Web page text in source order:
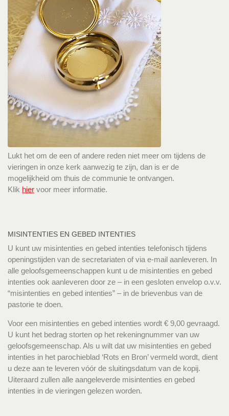
Lukt het om de een of andere reden niet meer om tijdens de
vieringen in onze kerk aanwezig te zijn, dan is er de
mogelijkheid om thuis de communie te ontvangen.
Klik hier voor meer informatie.
MISINTENTIES EN GEBED INTENTIES
U kunt uw misintenties en gebed intenties telefonisch tijdens
openingstijden van de secretariaten of via e-mail aanleveren. In
alle geloofsgemeenschappen kunt u de misintenties en gebed
intenties ook aanleveren door ze – in een gesloten envelop o.v.v.
“misintenties en gebed intenties” – in de brievenbus van de
pastorie te doen.
Voor een misintenties en gebed intenties wordt € 9,00 gevraagd.
U kunt het bedrag storten op het rekeningnummer van uw
geloofsgemeenschap. Als u wilt dat uw misintenties en gebed
intenties in het parochieblad ‘Rots en Bron’ vermeld wordt, dient
u deze aan te leveren vóór de sluitingsdatum van de kopij.
Uiteraard zullen alle aangeleverde misintenties en gebed
intenties in de vieringen gelezen worden.